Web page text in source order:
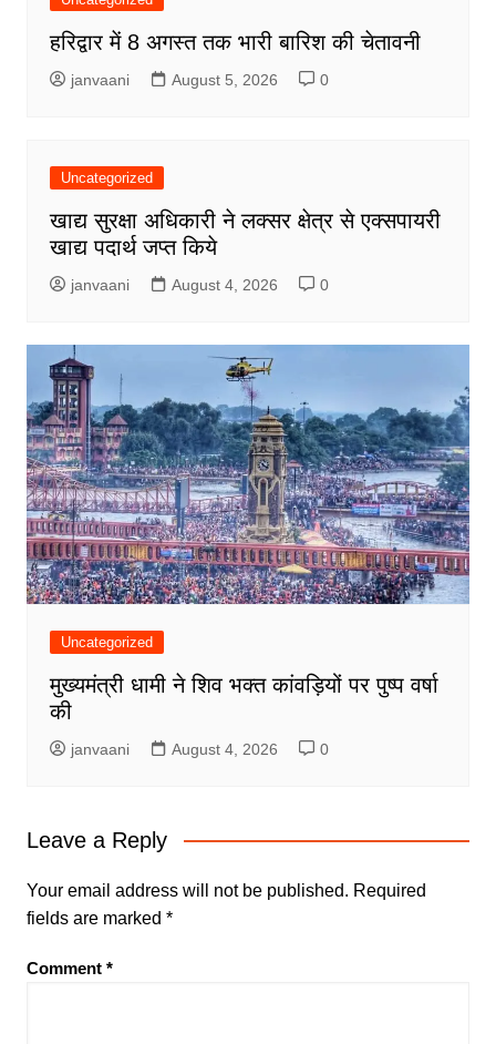
हरिद्वार में 8 अगस्त तक भारी बारिश की चेतावनी
janvaani August 5, 2026 0
Uncategorized
खाद्य सुरक्षा अधिकारी ने लक्सर क्षेत्र से एक्सपायरी
खाद्य पदार्थ जप्त किये
janvaani August 4, 2026 0
Uncategorized
मुख्यमंत्री धामी ने शिव भक्त कांवड़ियों पर पुष्प वर्षा
की
janvaani August 4, 2026 0
Leave a Reply
Your email address will not be published. Required
fields are marked *
Comment *